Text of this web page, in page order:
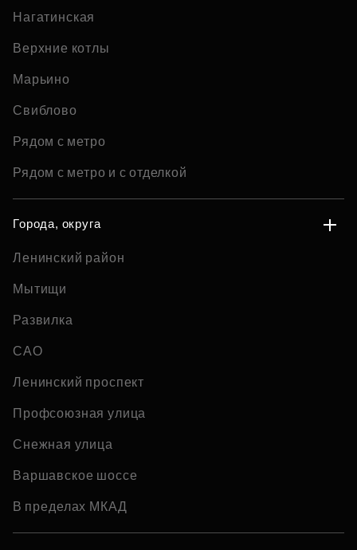
Нагатинская
Верхние котлы
Марьино
Свиблово
Рядом с метро
Рядом с метро и с отделкой
Города, округа
Ленинский район
Мытищи
Развилка
САО
Ленинский проспект
Профсоюзная улица
Снежная улица
Варшавское шоссе
В пределах МКАД